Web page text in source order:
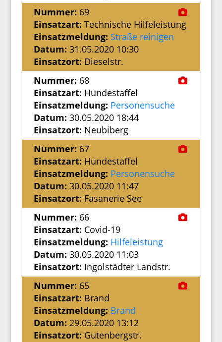
Nummer: 69
Einsatzart: Technische Hilfeleistung
Einsatzmeldung: Straße reinigen
Datum: 31.05.2020 10:30
Einsatzort: Dieselstr.
Nummer: 68
Einsatzart: Hundestaffel
Einsatzmeldung: Personensuche
Datum: 30.05.2020 18:44
Einsatzort: Neubiberg
Nummer: 67
Einsatzart: Hundestaffel
Einsatzmeldung: Personensuche
Datum: 30.05.2020 11:47
Einsatzort: Fasanerie See
Nummer: 66
Einsatzart: Covid-19
Einsatzmeldung: Hilfeleistung
Datum: 30.05.2020 11:03
Einsatzort: Ingolstädter Landstr.
Nummer: 65
Einsatzart: Brand
Einsatzmeldung: Brand
Datum: 29.05.2020 13:12
Einsatzort: Gutenbergstr.